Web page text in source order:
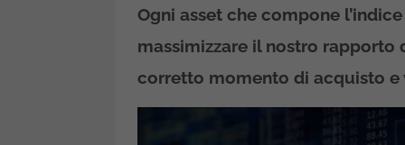
Ogni asset che compone
massimizzare il nostro rapporto
corretto momento di acquisto e